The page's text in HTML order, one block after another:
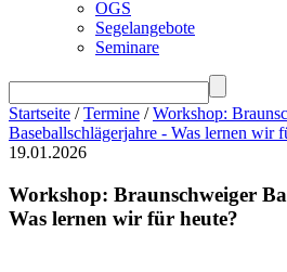
OGS
Segelangebote
Seminare
Startseite /Termine /Workshop:
Baseballschlägerjahre - Was lernen wir
19.01.2026
Workshop: Braunschweiger
Was lernen wir für heute?